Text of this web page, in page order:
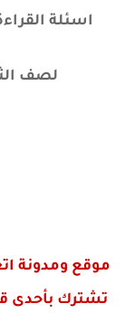
اسئلة
لصف
موقع ومدونة
تشترك بأحدى